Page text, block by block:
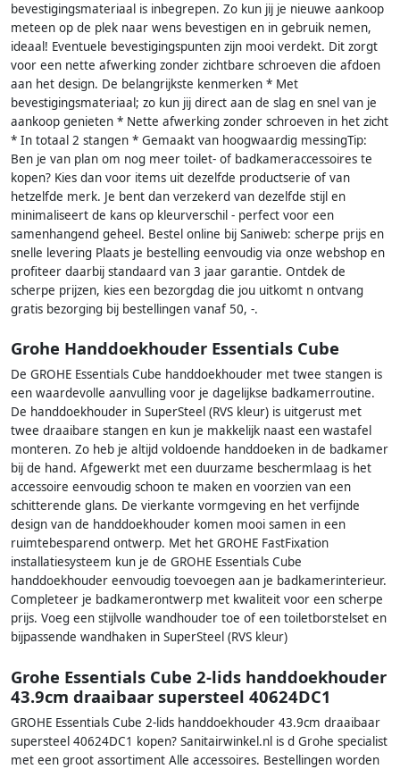
bevestigingsmateriaal is inbegrepen. Zo kun jij je nieuwe aankoop
meteen op de plek naar wens bevestigen en in gebruik nemen,
ideaal! Eventuele bevestigingspunten zijn mooi verdekt. Dit zorgt
voor een nette afwerking zonder zichtbare schroeven die afdoen
aan het design. De belangrijkste kenmerken * Met
bevestigingsmateriaal; zo kun jij direct aan de slag en snel van je
aankoop genieten * Nette afwerking zonder schroeven in het zicht
* In totaal 2 stangen * Gemaakt van hoogwaardig messingTip:
Ben je van plan om nog meer toilet- of badkameraccessoires te
kopen? Kies dan voor items uit dezelfde productserie of van
hetzelfde merk. Je bent dan verzekerd van dezelfde stijl en
minimaliseert de kans op kleurverschil - perfect voor een
samenhangend geheel. Bestel online bij Saniweb: scherpe prijs en
snelle levering Plaats je bestelling eenvoudig via onze webshop en
profiteer daarbij standaard van 3 jaar garantie. Ontdek de
scherpe prijzen, kies een bezorgdag die jou uitkomt n ontvang
gratis bezorging bij bestellingen vanaf 50, -.
Grohe Handdoekhouder Essentials Cube
De GROHE Essentials Cube handdoekhouder met twee stangen is
een waardevolle aanvulling voor je dagelijkse badkamerroutine.
De handdoekhouder in SuperSteel (RVS kleur) is uitgerust met
twee draaibare stangen en kun je makkelijk naast een wastafel
monteren. Zo heb je altijd voldoende handdoeken in de badkamer
bij de hand. Afgewerkt met een duurzame beschermlaag is het
accessoire eenvoudig schoon te maken en voorzien van een
schitterende glans. De vierkante vormgeving en het verfijnde
design van de handdoekhouder komen mooi samen in een
ruimtebesparend ontwerp. Met het GROHE FastFixation
installatiesysteem kun je de GROHE Essentials Cube
handdoekhouder eenvoudig toevoegen aan je badkamerinterieur.
Completeer je badkamerontwerp met kwaliteit voor een scherpe
prijs. Voeg een stijlvolle wandhouder toe of een toiletborstelset en
bijpassende wandhaken in SuperSteel (RVS kleur)
Grohe Essentials Cube 2-lids handdoekhouder
43.9cm draaibaar supersteel 40624DC1
GROHE Essentials Cube 2-lids handdoekhouder 43.9cm draaibaar
supersteel 40624DC1 kopen? Sanitairwinkel.nl is d Grohe specialist
met een groot assortiment Alle accessoires. Bestellingen worden